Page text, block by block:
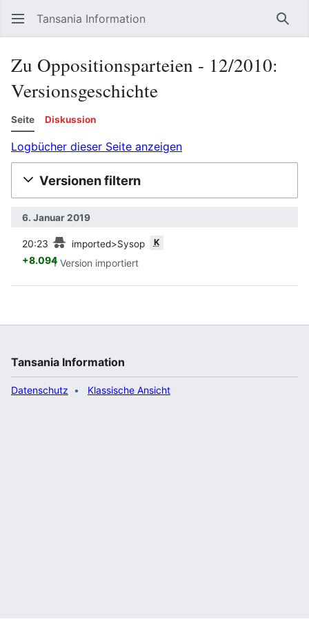
Tansania Information
Zu Oppositionsparteien - 12/2010:
Versionsgeschichte
Seite Diskussion
Logbücher dieser Seite anzeigen
Versionen filtern
6. Januar 2019
20:23 imported>Sysop K
+8.0941 Version importiert
Tansania Information
Datenschutz Klassische Ansicht